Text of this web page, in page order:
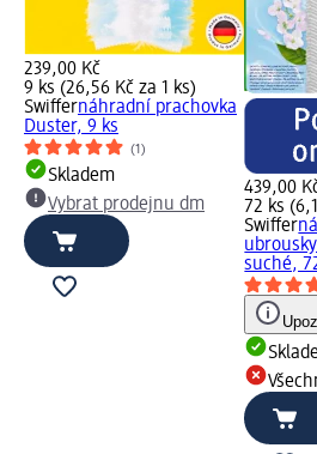
239,00 Kč
9 ks (26,56 Kč za 1 ks)
Swiffernáhradní prachovka
Duster, 9 ks
(1)
Skladem
Vybrat prodejnu dm
439,00
72 ks
Swiffer
suché,